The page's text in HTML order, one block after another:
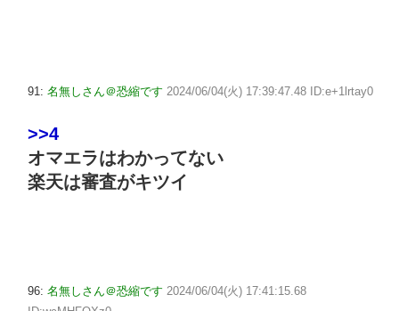
91: 名無しさん＠恐縮です 2024/06/04(火) 17:39:47.48 ID:e+1lrtay0
>>4
オマエラはわかってない
楽天は審査がキツイ
96: 名無しさん＠恐縮です 2024/06/04(火) 17:41:15.68